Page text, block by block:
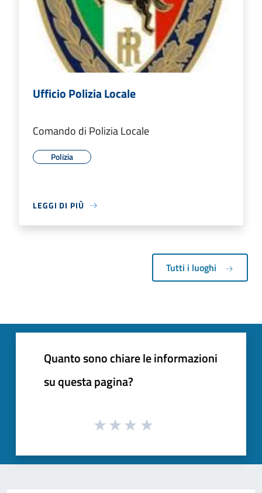
Ufficio Polizia Locale
Comando di Polizia Locale
Polizia
LEGGI DI PIÙ
Tutti i luoghi
Quanto sono chiare le informazioni
su questa pagina?